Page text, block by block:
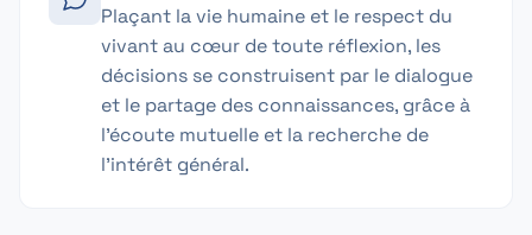
Plaçant la vie humaine et le respect du
vivant au cœur de toute réflexion, les
décisions se construisent par le dialogue
et le partage des connaissances, grâce à
l'écoute mutuelle et la recherche de
l'intérêt général.